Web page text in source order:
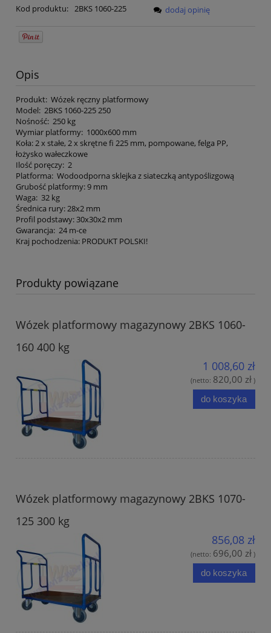
Kod produktu: 2BKS 1060-225
dodaj opinię
Opis
Produkt: Wózek ręczny platformowy
Model: 2BKS 1060-225 250
Nośność: 250 kg
Wymiar platformy: 1000x600 mm
Koła: 2 x stałe, 2 x skrętne fi 225 mm, pompowane, felga PP,
łożysko wałeczkowe
Ilość poręczy: 2
Platforma: Wodoodporna sklejka z siateczką antypoślizgową
Grubość platformy: 9 mm
Waga: 32 kg
Średnica rury: 28x2 mm
Profil podstawy: 30x30x2 mm
Gwarancja: 24 m-ce
Kraj pochodzenia: PRODUKT POLSKI!
Produkty powiązane
Wózek platformowy magazynowy 2BKS 1060-
160 400 kg
1 008,60 zł
(netto: 820,00 zł )
do koszyka
Wózek platformowy magazynowy 2BKS 1070-
125 300 kg
856,08 zł
(netto: 696,00 zł )
do koszyka